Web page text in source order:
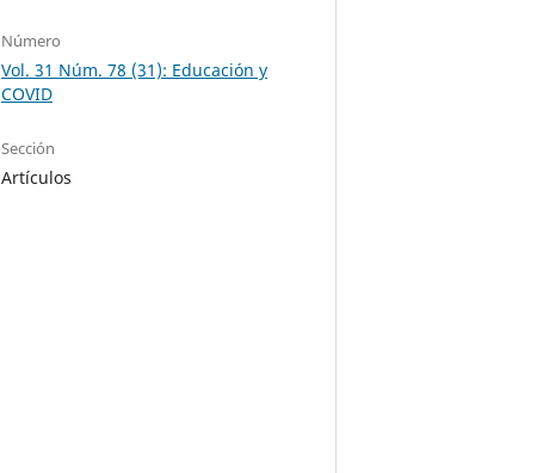
Número
Vol. 31 Núm. 78 (31): Educación y
COVID
Sección
Artículos